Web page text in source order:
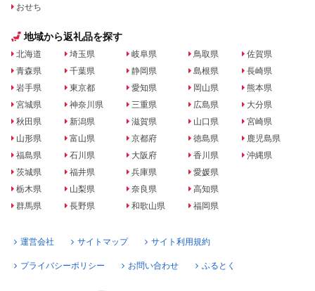
おせち
地域から返礼品を探す
北海道
青森県
岩手県
宮城県
秋田県
山形県
福島県
茨城県
栃木県
群馬県
埼玉県
千葉県
東京都
神奈川県
新潟県
富山県
石川県
福井県
山梨県
長野県
岐阜県
静岡県
愛知県
三重県
滋賀県
京都府
大阪府
兵庫県
奈良県
和歌山県
鳥取県
島根県
岡山県
広島県
山口県
徳島県
香川県
愛媛県
高知県
福岡県
佐賀県
長崎県
熊本県
大分県
宮崎県
鹿児島県
沖縄県
運営会社 サイトマップ サイト利用規約
プライバシーポリシー お問い合わせ ふるとく